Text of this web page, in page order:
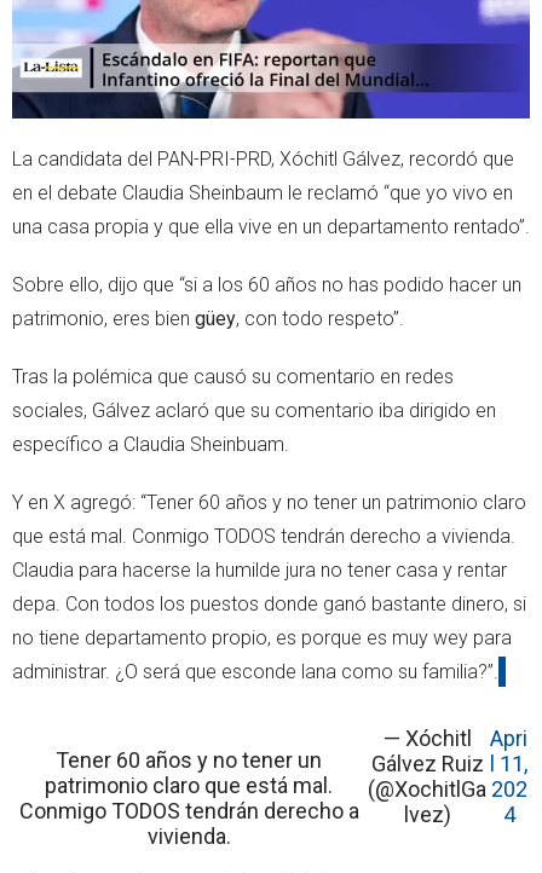
La candidata del PAN-PRI-PRD, Xóchitl Gálvez, recordó que
en el debate Claudia Sheinbaum le reclamó “que yo vivo en
una casa propia y que ella vive en un departamento rentado”.
Sobre ello, dijo que “si a los 60 años no has podido hacer un
patrimonio, eres bien güey, con todo respeto”.
Tras la polémica que causó su comentario en redes
sociales, Gálvez aclaró que su comentario iba dirigido en
específico a Claudia Sheinbuam.
Y en X agregó: “Tener 60 años y no tener un patrimonio claro
que está mal. Conmigo TODOS tendrán derecho a vivienda.
Claudia para hacerse la humilde jura no tener casa y rentar
depa. Con todos los puestos donde ganó bastante dinero, si
no tiene departamento propio, es porque es muy wey para
administrar. ¿O será que esconde lana como su familia?”.
Tener 60 años y no tener un
patrimonio claro que está mal.
Conmigo TODOS tendrán derecho a
vivienda.
— Xóchitl
Gálvez Ruiz
(@XochitlGa
lvez)
Apri
l 11,
202
4